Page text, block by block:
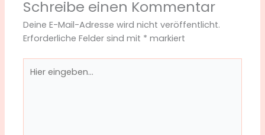
Schreibe einen Kommentar
Deine E-Mail-Adresse wird nicht veröffentlicht.
Erforderliche Felder sind mit * markiert
eingeben…